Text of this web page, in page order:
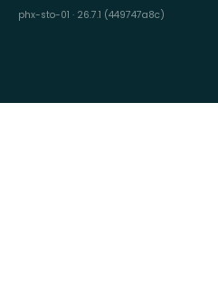
phx-sto-01 · 26.7.1 (449747a8c)